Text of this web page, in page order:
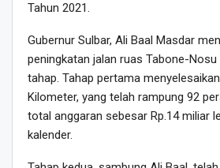
Tahun 2021.
Gubernur Sulbar, Ali Baal Masdar
peningkatan jalan ruas Tabone-
tahap. Tahap pertama
Kilometer, yang telah rampung 92
total anggaran sebesar Rp.14 miliar
kalender.